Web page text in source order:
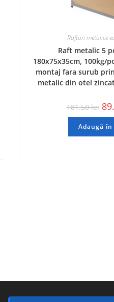
Rafturi metalice
Raft metalic 5
180x75x35cm, 100kg/
montaj fara surub
metalic din otel
181.50lei
Adaugă în